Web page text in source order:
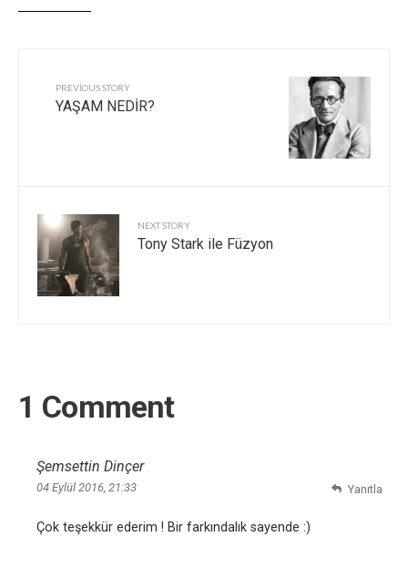
PREVIOUS STORY
YAŞAM NEDİR?
NEXT STORY
Tony Stark ile Füzyon
1 Comment
Şemsettin Dinçer
04 Eylül 2016, 21:33
Çok teşekkür ederim ! Bir farkındalık sayende :)
Yanıtla